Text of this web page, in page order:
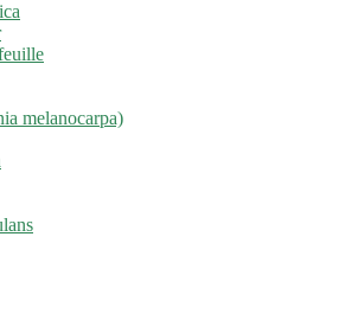
melanocarpa)